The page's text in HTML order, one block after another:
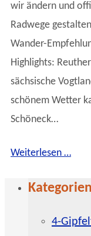
wir ändern und
Radwege
Wander-
Highlights:
sächsische
schönem Wetter
Schöneck…
Weiterlesen …
Kategorien
4-